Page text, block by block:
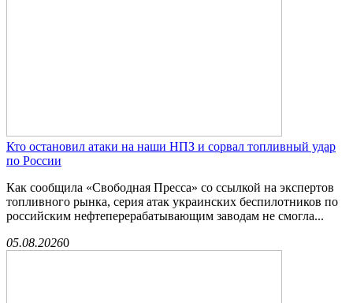
Кто остановил атаки на наши НПЗ и сорвал топливный удар
по России
Как сообщила «Свободная Пресса» со ссылкой на экспертов
топливного рынка, серия атак украинских беспилотников по
российским нефтеперерабатывающим заводам не смогла...
05.08.20260